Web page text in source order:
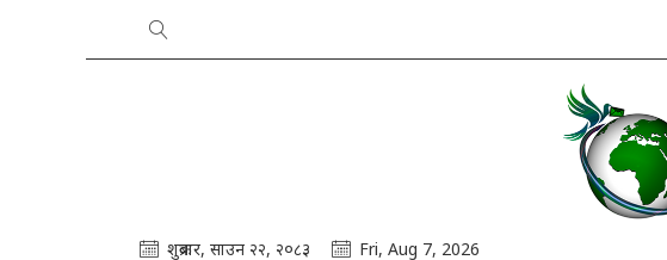
शुक्रबार, साउन २२, २०८३ Fri, Aug 7, 2026